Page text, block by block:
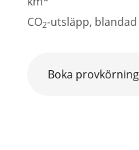
CO2-utsläpp,
Boka provkörning